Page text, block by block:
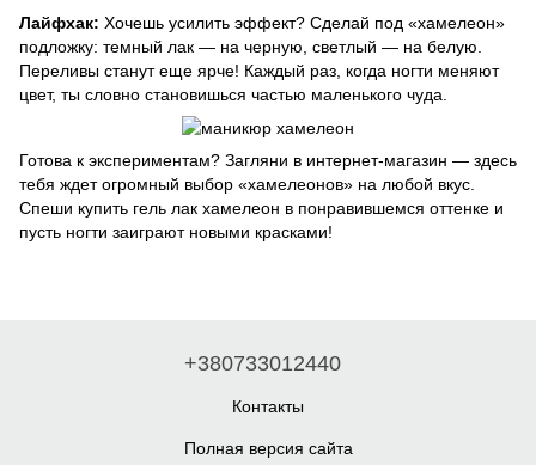
Лайфхак: Хочешь усилить эффект? Сделай под «хамелеон»
подложку: темный лак — на черную, светлый — на белую.
Переливы станут еще ярче! Каждый раз, когда ногти меняют
цвет, ты словно становишься частью маленького чуда.
Готова к экспериментам? Загляни в интернет-магазин — здесь
тебя ждет огромный выбор «хамелеонов» на любой вкус.
Спеши купить гель лак хамелеон в понравившемся оттенке и
пусть ногти заиграют новыми красками!
+380733012440
Контакты
Полная версия сайта